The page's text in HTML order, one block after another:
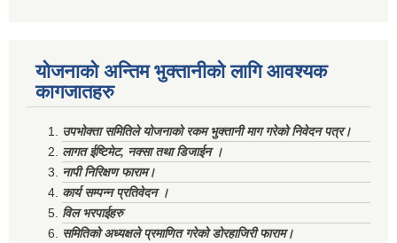
योजनाको अन्तिम भुक्तानीको लागि आवश्यक
कागजातहरु
उपभोक्ता समितिले योजनाको रकम भुक्तानी माग गरेको निवेदन पत्र।
लागत ईष्टिमेट, नक्सा तथा डिजाईन ।
नापी निरिक्षण फाराम।
कार्य सम्पन्न प्रतिवेदन ।
विल भरपाईहरु
समितिको अध्यक्षले प्रमाणित गरेको डोरहाजिरी फाराम।